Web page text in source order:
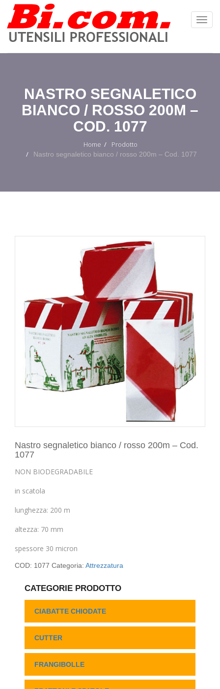
NASTRO SEGNALETICO
BIANCO / ROSSO 200M –
COD. 1077
Home Prodotto
Nastro segnaletico bianco / rosso 200m – Cod. 1077
Nastro segnaletico bianco / rosso 200m – Cod.
1077
NON BIODEGRADABILE
in scatola
lunghezza: 200 m
altezza: 70 mm
spessore 30 micron
COD: 1077 Categoria: Attrezzatura
CATEGORIE PRODOTTO
CIABATTE CHIODATE
CUTTER
FRANGIBOLLE